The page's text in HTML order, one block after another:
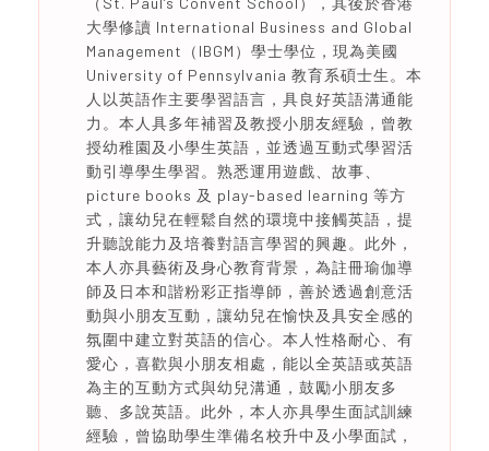
大學修讀 International Business and Global
Management（IBGM）學士學位，現為美國
University of Pennsylvania 教育系碩士生。本
人以英語作主要學習語言，具良好英語溝通能
力。本人具多年補習及教授小朋友經驗，曾教
授幼稚園及小學生英語，並透過互動式學習活
動引導學生學習。熟悉運用遊戲、故事、
picture books 及 play-based learning 等方
式，讓幼兒在輕鬆自然的環境中接觸英語，提
升聽說能力及培養對語言學習的興趣。此外，
本人亦具藝術及身心教育背景，為註冊瑜伽導
師及日本和諧粉彩正指導師，善於透過創意活
動與小朋友互動，讓幼兒在愉快及具安全感的
氛圍中建立對英語的信心。本人性格耐心、有
愛心，喜歡與小朋友相處，能以全英語或英語
為主的互動方式與幼兒溝通，鼓勵小朋友多
聽、多說英語。此外，本人亦具學生面試訓練
經驗，曾協助學生準備名校升中及小學面試，